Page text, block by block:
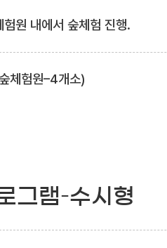
원 내에서 숲체험 진행.
체험원–4개소)
그램–수시형